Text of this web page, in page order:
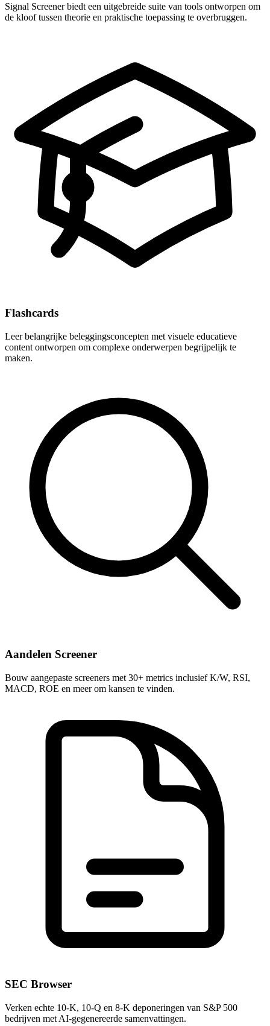
Signal Screener biedt een uitgebreide suite van tools ontworpen om
de kloof tussen theorie en praktische toepassing te overbruggen.
Flashcards
Leer belangrijke beleggingsconcepten met visuele educatieve
content ontworpen om complexe onderwerpen begrijpelijk te
maken.
Aandelen Screener
Bouw aangepaste screeners met 30+ metrics inclusief K/W, RSI,
MACD, ROE en meer om kansen te vinden.
SEC Browser
Verken echte 10-K, 10-Q en 8-K deponeringen van S&P 500
bedrijven met AI-gegenereerde samenvattingen.